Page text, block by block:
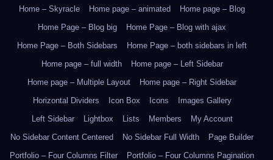
Home – Skyracle
Home page – animated
Home page – Blog
Home Page – Blog big
Home Page – Blog with ajax
Home Page – Both Sidebars
Home Page – both sidebars in left
Home page – full width
Home page – Left Sidebar
Home page – Multiple Layout
Home page – Right Sidebar
Horizontal Dividers
Icon Box Icons
Images Gallery
Left Sidebar
Lightbox Lists Members
My Account
No Sidebar Content Centered
No Sidebar Full Width
Page Builder
Portfolio – Four Columns Filter
Portfolio – Four Columns Pagination